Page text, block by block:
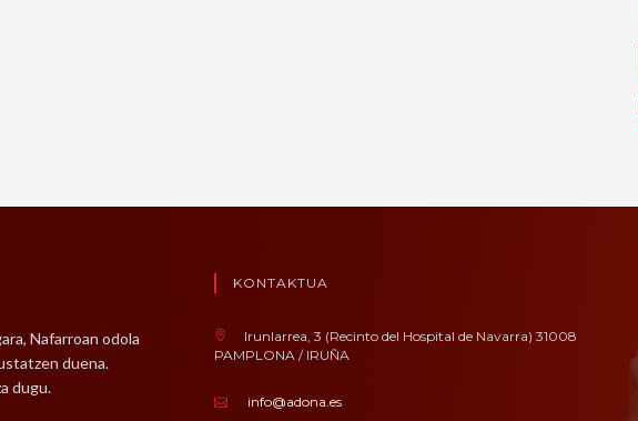
Nafarroan odola
duena.
dugu.
KONTAKTUA
Irunlarrea, 3 (Recinto del Hospital de Navarra) 31008
PAMPLONA / IRUÑA
info@adona.es